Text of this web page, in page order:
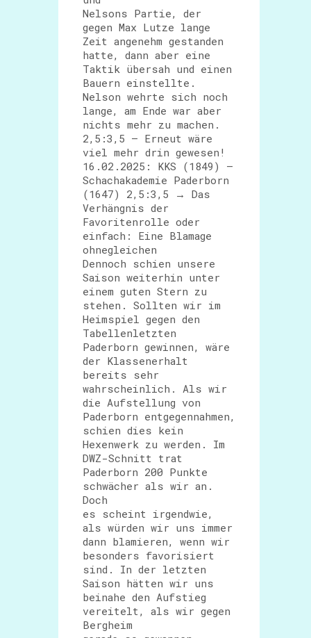
Nelsons Partie, der
gegen Max Lutze lange
Zeit angenehm gestanden
hatte, dann aber eine
Taktik übersah und einen
Bauern einstellte.
Nelson wehrte sich noch
lange, am Ende war aber
nichts mehr zu machen.
2,5:3,5 – Erneut wäre
viel mehr drin gewesen!
16.02.2025: KKS (1849) –
Schachakademie Paderborn
(1647) 2,5:3,5 → Das
Verhängnis der
Favoritenrolle oder
einfach: Eine Blamage
ohnegleichen
Dennoch schien unsere
Saison weiterhin unter
einem guten Stern zu
stehen. Sollten wir im
Heimspiel gegen den
Tabellenletzten
Paderborn gewinnen, wäre
der Klassenerhalt
bereits sehr
wahrscheinlich. Als wir
die Aufstellung von
Paderborn entgegennahmen,
schien dies kein
Hexenwerk zu werden. Im
DWZ-Schnitt trat
Paderborn 200 Punkte
schwächer als wir an.
Doch
es scheint irgendwie,
als würden wir uns immer
dann blamieren, wenn wir
besonders favorisiert
sind. In der letzten
Saison hätten wir uns
beinahe den Aufstieg
vereitelt, als wir gegen
Bergheim